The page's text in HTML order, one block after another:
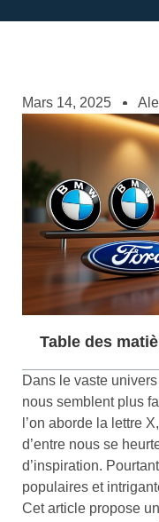
Mars 14, 2025
Table des
Dans le vaste
nous semblent plus
l’on aborde la lettre
d’entre nous se
d’inspiration.
populaires et
Cet article propose